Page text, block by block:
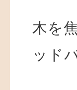
木を
ッド